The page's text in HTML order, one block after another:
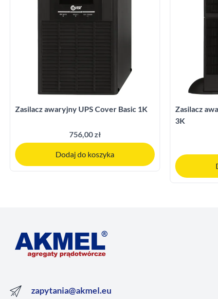
Zasilacz awaryjny UPS Cover Basic 1K
756,00 zł
Dodaj do koszyka
Zasilacz
3K
zapytania@akmel.eu